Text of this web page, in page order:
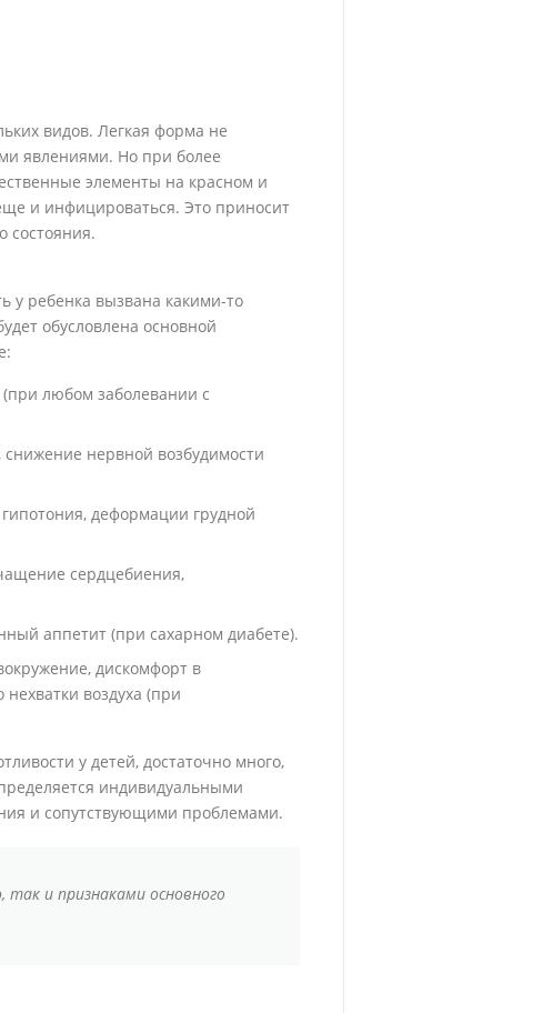
видов. Легкая форма не
явлениями. Но при более
элементы на красном и
и инфицироваться. Это приносит
состояния.
у ребенка вызвана какими-то
обусловлена основной
любом заболевании с
нервной возбудимости
деформации грудной
сердцебиения,
аппетит (при сахарном диабете).
дискомфорт в
воздуха (при
у детей, достаточно много,
индивидуальными
и сопутствующими проблемами.
и признаками основного